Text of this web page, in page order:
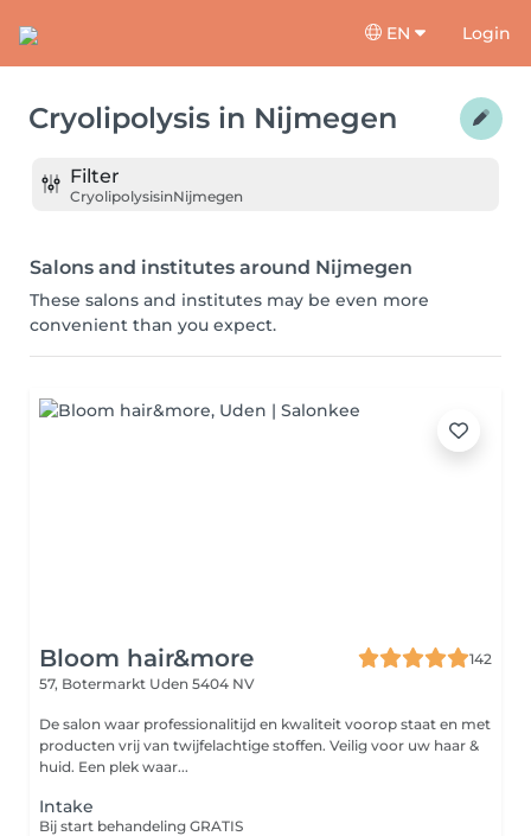
EN Login
Cryolipolysis in Nijmegen
Filter
CryolipolysisinNijmegen
Salons and institutes around Nijmegen
These salons and institutes may be even more
convenient than you expect.
Bloom hair&more
142
57, Botermarkt Uden 5404 NV
De salon waar professionalitijd en kwaliteit voorop staat en met
producten vrij van twijfelachtige stoffen. Veilig voor uw haar &
huid. Een plek waar...
Intake
Bij start behandeling GRATIS